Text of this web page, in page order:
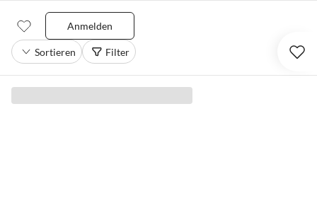
Anmelden
Sortieren Filter